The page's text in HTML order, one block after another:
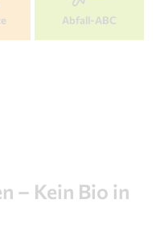
Abfall-ABC
– Kein Bio in